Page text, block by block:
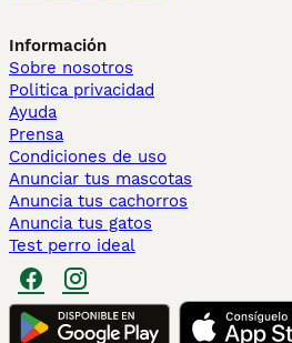
Información
Sobre nosotros
Politica privacidad
Ayuda
Prensa
Condiciones de uso
Anunciar tus mascotas
Anuncia tus cachorros
Anuncia tus gatos
Test perro ideal